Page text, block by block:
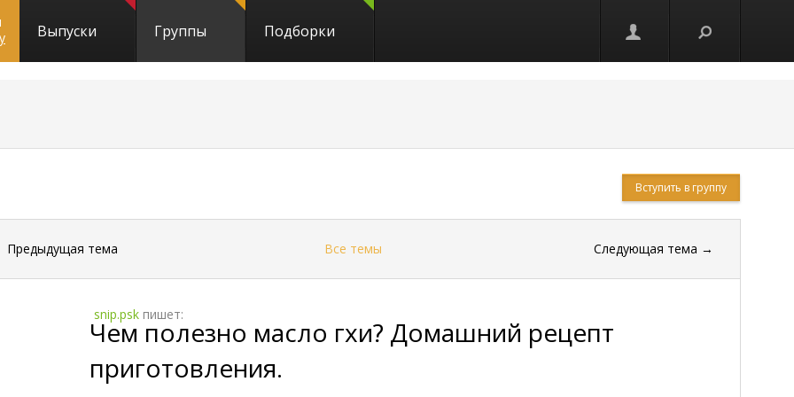
Выпуски Группы Подборки
Вступить в группу
Предыдущая тема Все темы Следующая тема →
snip.psk пишет:
Чем полезно масло гхи? Домашний рецепт
приготовления.